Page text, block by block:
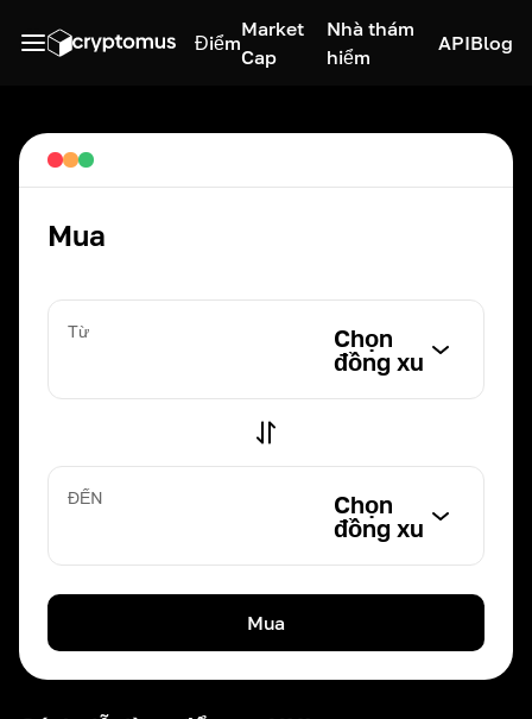
Điểm
Market
Cap
Nhà thám
hiểm
APIBlog
Mua
Từ
Chọn
đồng xu
ĐẾN
Chọn
đồng xu
Mua